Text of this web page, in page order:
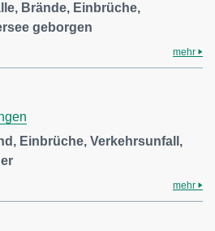
Brände, Einbrüche,
geborgen
mehr
Einbrüche, Verkehrsunfall,
mehr